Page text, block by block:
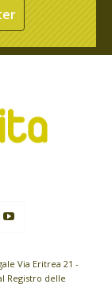
Via Eritrea 21 -
Registro delle